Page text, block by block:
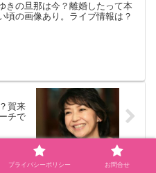
きの旦那は今？離婚したって本
頃の画像あり。ライブ情報は？
賀来
チで
プライバシーポリシー お問合せ